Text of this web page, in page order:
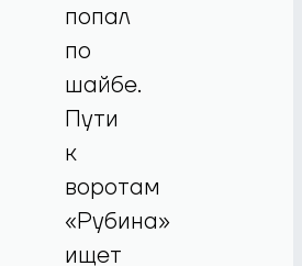
попал
по
шайбе.
Пути
к
воротам
«Рубина»
ищет